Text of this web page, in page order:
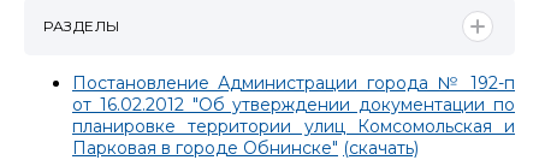
Постановление Администрации города № 192-п
от 16.02.2012 "Об утверждении документации по
планировке территории улиц Комсомольская и
Парковая в городе Обнинске" (скачать)
РАЗДЕЛЫ